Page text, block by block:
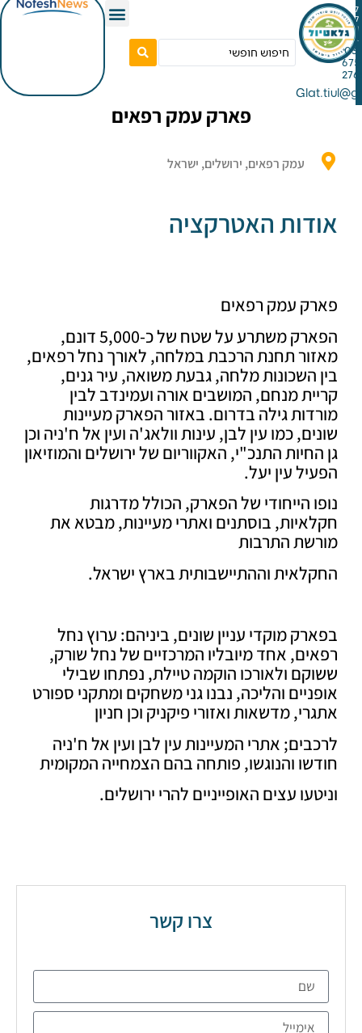
פארק עמק רפאים
עמק רפאים, ירושלים, ישראל
האטרקציה
עמק רפאים
הפארק משתרע על שטח של כ-5,000 דונם,
תחנת הרכבת במלחה, לאורך נחל רפאים,
השכונות מלחה, גבעת משואה, עיר גנים,
מנחם, המושבים אורה ועמינדב לבין
גילה בדרום. באזור הפארק מעיינות
כמו עין לבן, עינות וולאג'ה ועין אל ח'ניה וכן
התנכ"י, האקווריום של ירושלים והמוזיאון
עין יעל.
הייחודי של הפארק, הכולל מדרגות
בוסתנים ואתרי מעיינות, מבטא את
התרבות
וההתיישבותית בארץ ישראל.
מוקדי עניין שונים, ביניהם: ערוץ נחל
אחד מיובליו המרכזיים של נחל שורק,
ולאורכו הוקמה טיילת, נפתחו שבילי
והליכה, נבנו גני משחקים ומתקני ספורט
מדשאות ואזורי פיקניק וכן חניון
אתרי המעיינות עין לבן ועין אל ח'ניה
והנוגשו, פותחה בהם הצמחייה המקומית
עצים האופייניים להרי ירושלים.
צרו קשר